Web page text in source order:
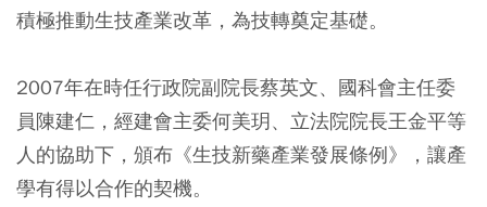
積極推動生技產業改革，為技轉奠定基礎。
2007年在時任行政院副院長蔡英文、國科會主任委
員陳建仁，經建會主委何美玥、立法院院長王金平等
人的協助下，頒布《生技新藥產業發展條例》，讓產
學有得以合作的契機。